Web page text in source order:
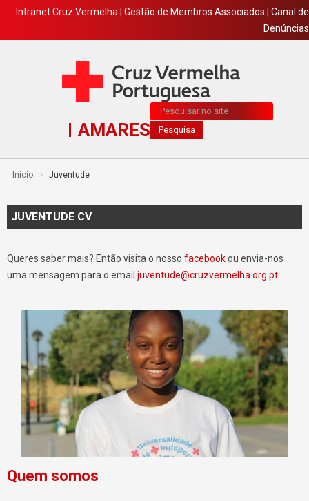
Intranet Cruz Vermelha Gestão de Membros Associados
Canal de
Denúncias
AMARES
Pesquisa...
Pesquisa
Início > Juventude
JUVENTUDE CV
Queres saber mais? Então visita o nosso facebookou envia-nos
uma mensagem para o email juventude@cruzvermelha.org.pt
Quem somos